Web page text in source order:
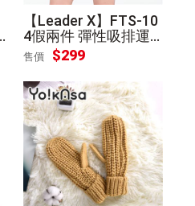
【Leader X】FTS-10
4假兩件 彈性吸排運
動短褲 女款(黑灰S)
售價 $299